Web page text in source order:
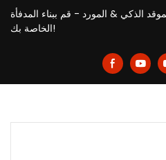
الذكي & المورد - قم ببناء المدفأة
الخاصة بك!